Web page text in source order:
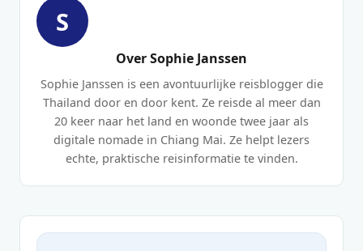
S
Over Sophie Janssen
Sophie Janssen is een avontuurlijke reisblogger die
Thailand door en door kent. Ze reisde al meer dan
20 keer naar het land en woonde twee jaar als
digitale nomade in Chiang Mai. Ze helpt lezers
echte, praktische reisinformatie te vinden.